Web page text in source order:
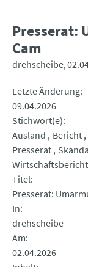
Presserat:
Cam
drehscheibe
Letzte Änderung
09.04.2026
Stichwort(e)
Ausland
Bericht
Presserat
Titel
Presserat:
In
drehscheibe
Am
02.04.2026